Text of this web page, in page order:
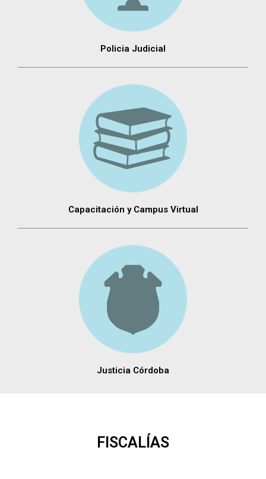
Policia Judicial
Capacitación y Campus Virtual
Justicia Córdoba
FISCALÍAS